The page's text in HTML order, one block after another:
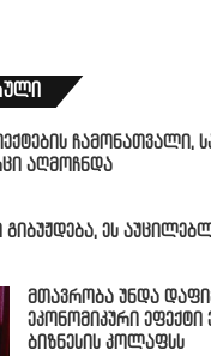
ჩამონათვალი,
აღმოჩნდა
ეს
მთავრობა უნდა
ეკონომიკური ეფექტი
ბიზნესის კოლაფსს